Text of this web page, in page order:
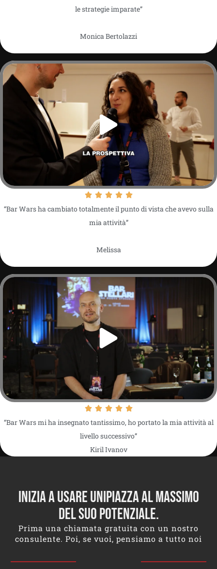
le strategie imparate”
Monica Bertolazzi
“Bar Wars ha cambiato totalmente il punto di vista che avevo sulla
mia attività”
Melissa
“Bar Wars mi ha insegnato tantissimo, ho portato la mia attività al
livello successivo”
Kiril Ivanov
Inizia a usare Unipiazza al massimo
del suo potenziale.
Prima una chiamata gratuita con un nostro
consulente. Poi, se vuoi, pensiamo a tutto noi